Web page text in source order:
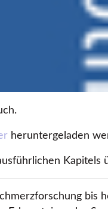
heruntergeladen
bis